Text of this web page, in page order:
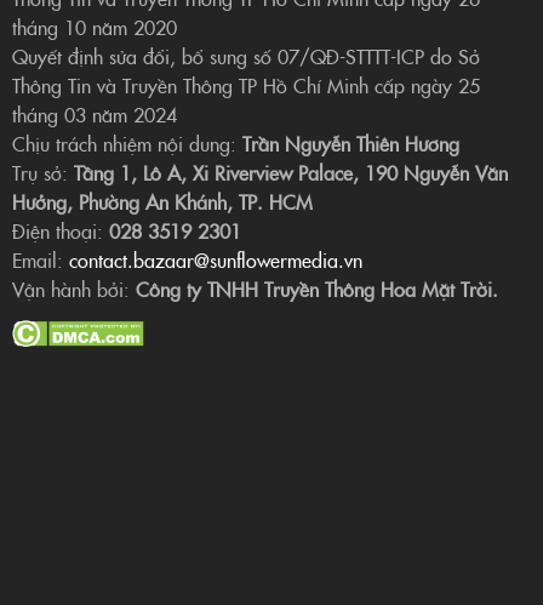
tháng 10 năm 2020
Quyết định sửa đổi, bổ sung số 07/QĐ-STTTT-ICP do Sở
Thông Tin và Truyền Thông TP Hồ Chí Minh cấp ngày 25
tháng 03 năm 2024
Chịu trách nhiệm nội dung: Trần Nguyễn Thiên Hương
Trụ sở: Tầng 1, Lô A, Xi Riverview Palace, 190 Nguyễn Văn
Hưởng, Phường An Khánh, TP. HCM
Điện thoại: 028 3519 2301
Email: contact.bazaar@sunflowermedia.vn
Vận hành bởi: Công ty TNHH Truyền Thông Hoa Mặt Trời.